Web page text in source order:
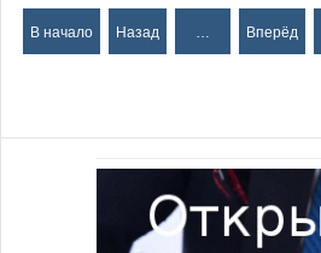
В начало Назад Вперёд